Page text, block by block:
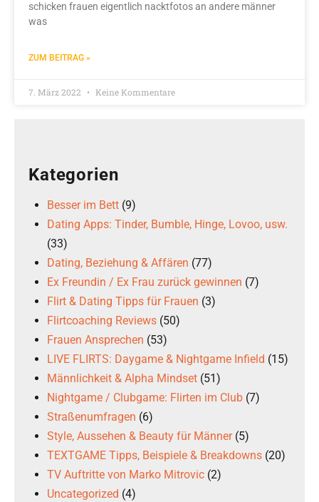
schicken frauen eigentlich nacktfotos an andere männer
was
ZUM BEITRAG »
7. März 2022 Keine Kommentare
Kategorien
Besser im Bett (9)
Dating Apps: Tinder, Bumble, Hinge, Lovoo, usw.
(33)
Dating, Beziehung & Affären (77)
Ex Freundin / Ex Frau zurück gewinnen (7)
Flirt & Dating Tipps für Frauen (3)
Flirtcoaching Reviews (50)
Frauen Ansprechen (53)
LIVE FLIRTS: Daygame & Nightgame Infield (15)
Männlichkeit & Alpha Mindset (51)
Nightgame / Clubgame: Flirten im Club (7)
Straßenumfragen (6)
Style, Aussehen & Beauty für Männer(5)
TEXTGAME Tipps, Beispiele & Breakdowns (20)
TV Auftritte von Marko Mitrovic (2)
Uncategorized (4)